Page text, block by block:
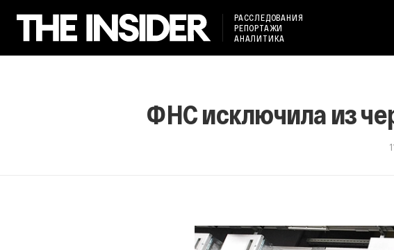
РАССЛЕДОВАНИЯ
РЕПОРТАЖИ
АНАЛИТИКА
ФНС исключила из